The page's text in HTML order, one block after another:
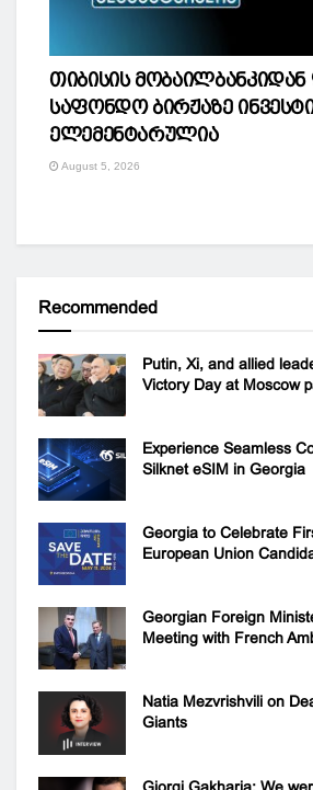
თიბისის
საფონდო ბირჟაზე
ელემენტარულია
August 5, 2026
Recommended
Putin, Xi, and allied
Victory Day at Moscow
Experience Seamless
Silknet eSIM in Georgia
Georgia to Celebrate
European Union
Georgian Foreign
Meeting with French
Natia Mezvrishvili on
Giants
Giorgi Gakharia: We